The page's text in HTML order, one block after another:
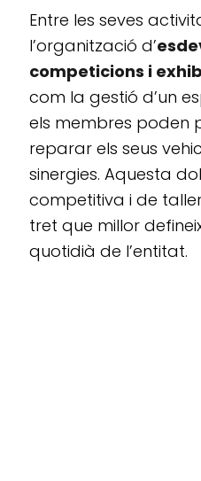
Entre les seves
l’organització d’
competicions i
com la gestió d’un
els membres poden
reparar els seus
sinergies. Aquesta
competitiva i de
tret que millor
quotidià de l’entitat.